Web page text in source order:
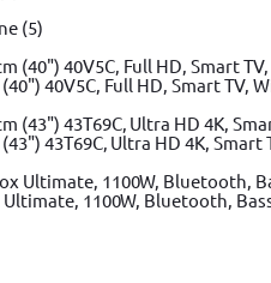
(5)
40V5C, Full HD, Smart TV,
43T69C, Ultra HD 4K, Smart
1100W, Bluetooth,
Unelte de taiat BOSCH
YATOTrusa chei & Unelte
Scule electrice DeWALT
de gaurit si insurubat
sabieFierastrau sabie
Rindea electricaRindea
demolator BOSCH Placi
de Vopsit si Trafaleti
Surubelnita electrica